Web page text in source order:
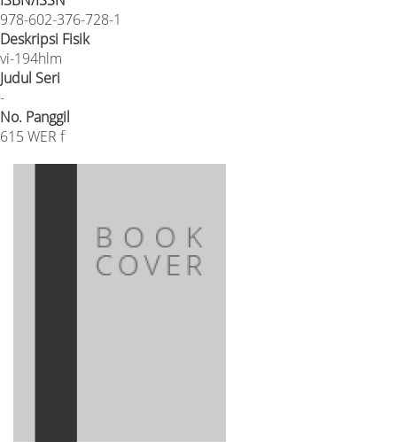
978-602-376-728-1
Deskripsi Fisik
vi-194hlm
Judul Seri
-
No. Panggil
615 WER f